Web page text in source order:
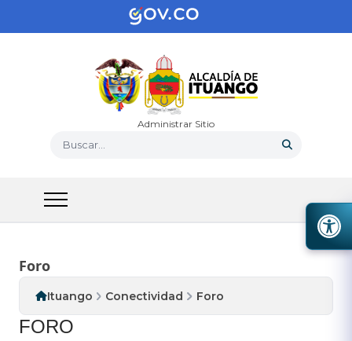
Administrar Sitio
Buscar...
Foro
Ituango Conectividad Foro
​FORO​